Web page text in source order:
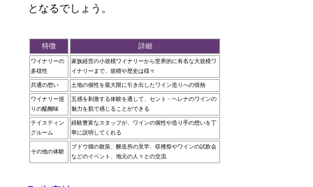
となるでしょう。
特徴 詳細
ワイナリーの
多様性
家族経営の小規模ワイナリーから世界的に有名な大規模ワ
イナリーまで、規模や歴史は様々
共通の想い 土地の個性を最大限に引き出したワイン造りへの情熱
ワイナリー巡
りの醍醐味
五感を刺激する体験を通して、セント・ヘレナのワインの
魅力を肌で感じることができる
テイスティン
グルーム
経験豊富なスタッフが、ワインの個性や造り手の想いを丁
寧に説明してくれる
その他の体験
ブドウ畑の散策、醸造所の見学、収穫祭やワインの試飲会
などのイベント、地元の人々との交流